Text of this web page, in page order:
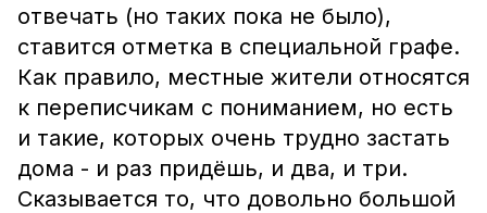
отвечать (но таких пока не было),
ставится отметка в специальной графе.
Как правило, местные жители относятся
к переписчикам с пониманием, но есть
и такие, которых очень трудно застать
дома - и раз придёшь, и два, и три.
Сказывается то, что довольно большой